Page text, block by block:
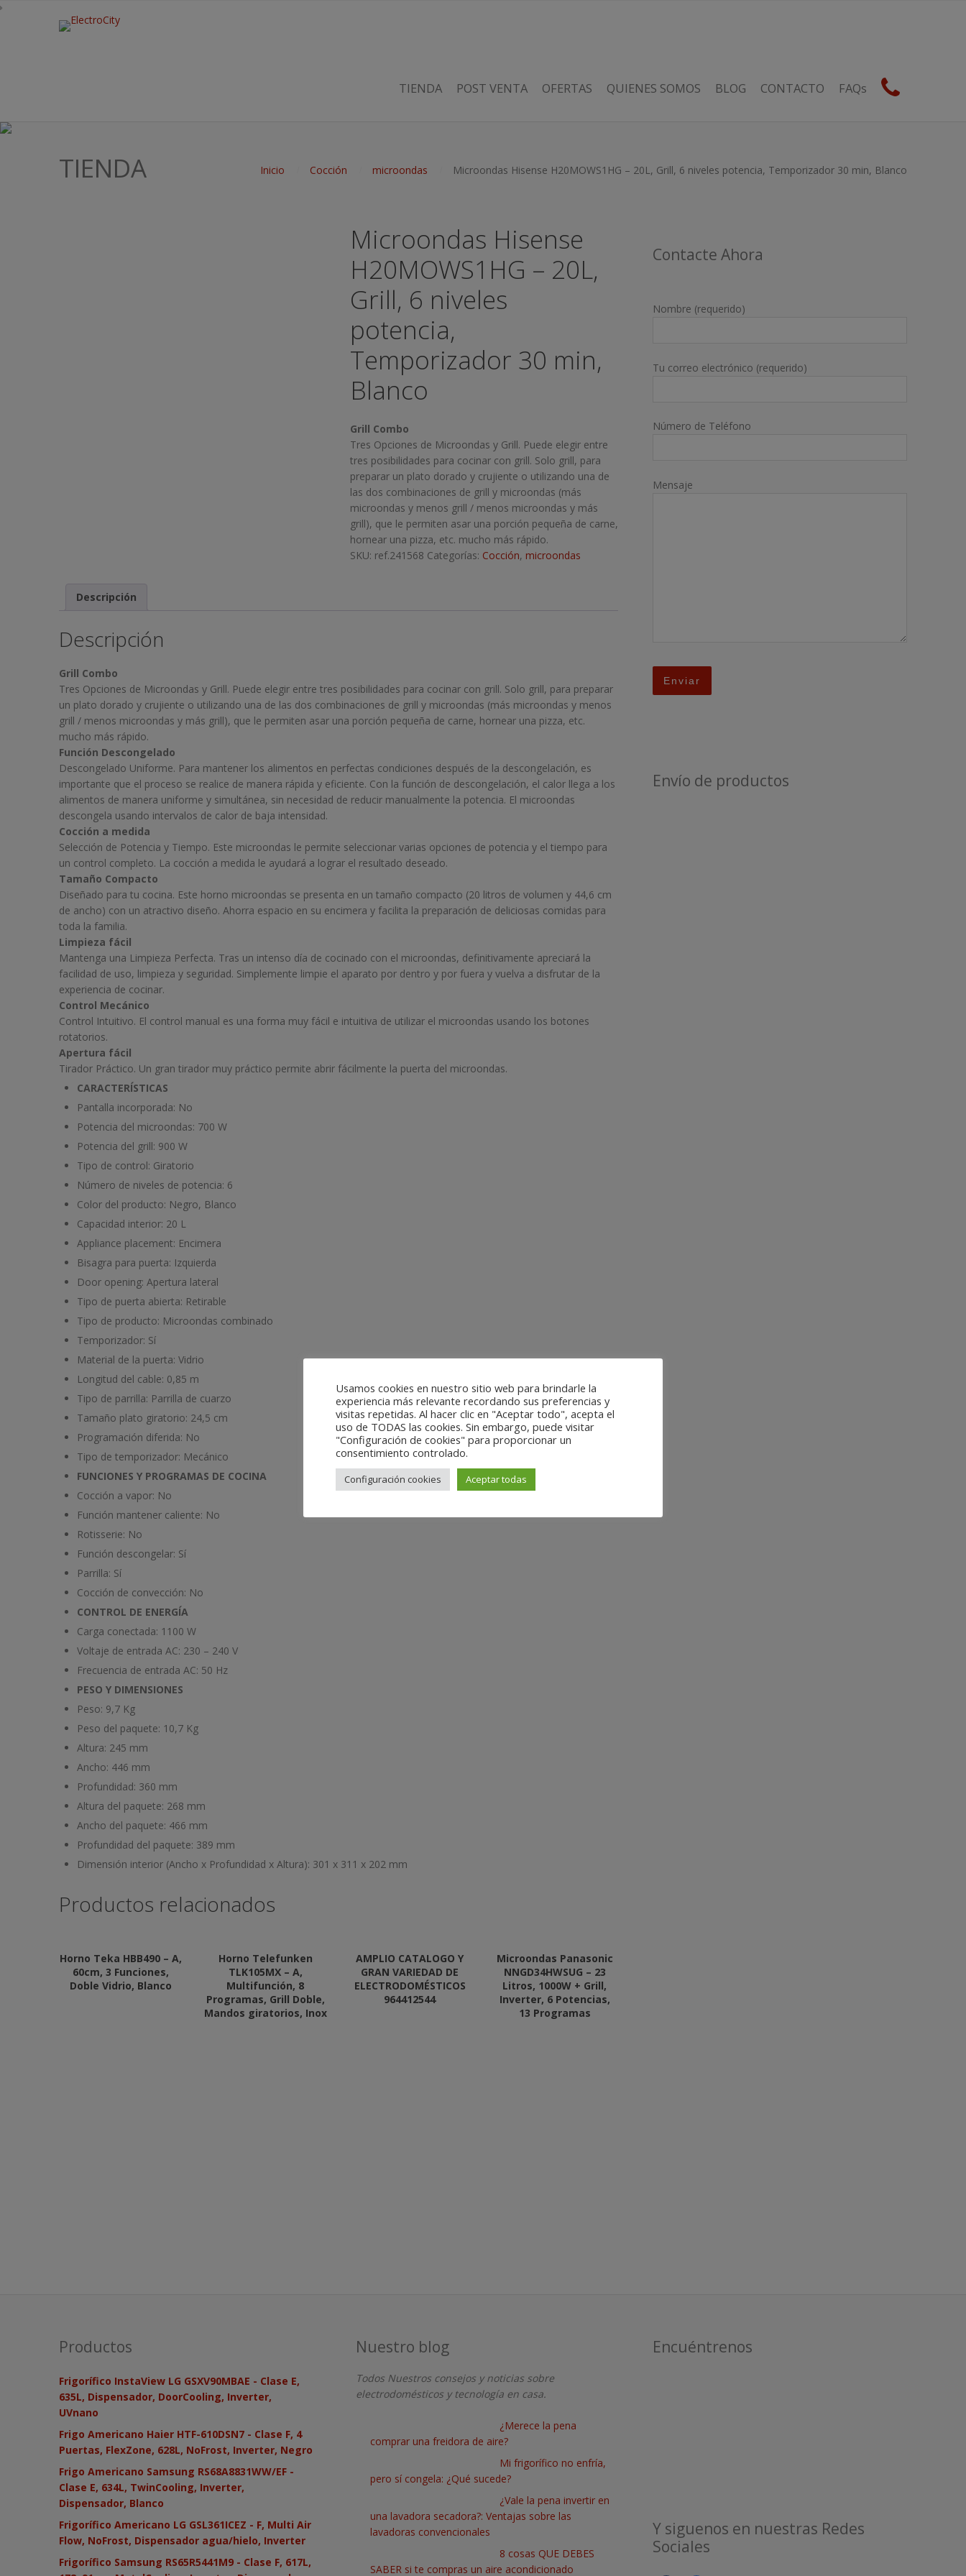
TIENDA POST VENTA OFERTAS QUIENES SOMOS BLOG CONTACTO FAQs
TIENDA Inicio Cocción microondas Microondas Hisense H20MOWS1HG – 20L, Grill, 6 niveles potencia, Temporizador 30 min, Blanco
Microondas Hisense
H20MOWS1HG – 20L,
Grill, 6 niveles
potencia,
Temporizador 30 min,
Blanco
Grill Combo
Tres Opciones de Microondas y Grill. Puede elegir entre
tres posibilidades para cocinar con grill. Solo grill, para
preparar un plato dorado y crujiente o utilizando una de
las dos combinaciones de grill y microondas (más
microondas y menos grill / menos microondas y más
grill), que le permiten asar una porción pequeña de carne,
hornear una pizza, etc. mucho más rápido.
SKU: ref.241568 Categorías: Cocción, microondas
Descripción
Descripción
Grill Combo
Tres Opciones de Microondas y Grill. Puede elegir entre tres posibilidades para cocinar con grill. Solo grill, para preparar
un plato dorado y crujiente o utilizando una de las dos combinaciones de grill y microondas (más microondas y menos
grill / menos microondas y más grill), que le permiten asar una porción pequeña de carne, hornear una pizza, etc.
mucho más rápido.
Función Descongelado
Descongelado Uniforme. Para mantener los alimentos en perfectas condiciones después de la descongelación, es
importante que el proceso se realice de manera rápida y eficiente. Con la función de descongelación, el calor llega a los
alimentos de manera uniforme y simultánea, sin necesidad de reducir manualmente la potencia. El microondas
descongela usando intervalos de calor de baja intensidad.
Cocción a medida
Selección de Potencia y Tiempo. Este microondas le permite seleccionar varias opciones de potencia y el tiempo para
un control completo. La cocción a medida le ayudará a lograr el resultado deseado.
Tamaño Compacto
Diseñado para tu cocina. Este horno microondas se presenta en un tamaño compacto (20 litros de volumen y 44,6 cm
de ancho) con un atractivo diseño. Ahorra espacio en su encimera y facilita la preparación de deliciosas comidas para
toda la familia.
Limpieza fácil
Mantenga una Limpieza Perfecta. Tras un intenso día de cocinado con el microondas, definitivamente apreciará la
facilidad de uso, limpieza y seguridad. Simplemente limpie el aparato por dentro y por fuera y vuelva a disfrutar de la
experiencia de cocinar.
Control Mecánico
Control Intuitivo. El control manual es una forma muy fácil e intuitiva de utilizar el microondas usando los botones
rotatorios.
Apertura fácil
Tirador Práctico. Un gran tirador muy práctico permite abrir fácilmente la puerta del microondas.
CARACTERÍSTICAS
Pantalla incorporada: No
Potencia del microondas: 700 W
Potencia del grill: 900 W
Tipo de control: Giratorio
Número de niveles de potencia: 6
Color del producto: Negro, Blanco
Capacidad interior: 20 L
Appliance placement: Encimera
Bisagra para puerta: Izquierda
Door opening: Apertura lateral
Tipo de puerta abierta: Retirable
Tipo de producto: Microondas combinado
Temporizador: Sí
Material de la puerta: Vidrio
Longitud del cable: 0,85 m
Tipo de parrilla: Parrilla de cuarzo
Tamaño plato giratorio: 24,5 cm
Programación diferida: No
Tipo de temporizador: Mecánico
FUNCIONES Y PROGRAMAS DE COCINA
Cocción a vapor: No
Función mantener caliente: No
Rotisserie: No
Función descongelar: Sí
Parrilla: Sí
Cocción de convección: No
CONTROL DE ENERGÍA
Carga conectada: 1100 W
Voltaje de entrada AC: 230 – 240 V
Frecuencia de entrada AC: 50 Hz
PESO Y DIMENSIONES
Peso: 9,7 Kg
Peso del paquete: 10,7 Kg
Altura: 245 mm
Ancho: 446 mm
Profundidad: 360 mm
Altura del paquete: 268 mm
Ancho del paquete: 466 mm
Profundidad del paquete: 389 mm
Dimensión interior (Ancho x Profundidad x Altura): 301 x 311 x 202 mm
Productos relacionados
Horno Teka HBB490 – A,
60cm, 3 Funciones,
Doble Vidrio, Blanco
Horno Telefunken
TLK105MX – A,
Multifunción, 8
Programas, Grill Doble,
Mandos giratorios, Inox
AMPLIO CATALOGO Y
GRAN VARIEDAD DE
ELECTRODOMÉSTICOS
964412544
Microondas Panasonic
NNGD34HWSUG – 23
Litros, 1000W + Grill,
Inverter, 6 Potencias,
13 Programas
Contacte Ahora
Nombre (requerido)
Tu correo electrónico (requerido)
Número de Teléfono
Mensaje
Envío de productos
Productos
Frigorífico InstaView LG GSXV90MBAE - Clase E,
635L, Dispensador, DoorCooling, Inverter,
UVnano
Frigo Americano Haier HTF-610DSN7 - Clase F, 4
Puertas, FlexZone, 628L, NoFrost, Inverter, Negro
Frigo Americano Samsung RS68A8831WW/EF -
Clase E, 634L, TwinCooling, Inverter,
Dispensador, Blanco
Frigorífico Americano LG GSL361ICEZ - F, Multi Air
Flow, NoFrost, Dispensador agua/hielo, Inverter
Frigorífico Samsung RS65R5441M9 - Clase F, 617L,
Nuestro blog
Todos Nuestros consejos y noticias sobre
electrodomésticos y tecnología en casa.
¿Merece la pena
comprar una freidora de aire?
Mi frigorífico no enfría,
pero sí congela: ¿Qué sucede?
¿Vale la pena invertir en
una lavadora secadora?: Ventajas sobre las
lavadoras convencionales
8 cosas QUE DEBES
SABER si te compras un aire acondicionado
Encuéntrenos
Y siguenos en nuestras Redes
Sociales
Usamos cookies en nuestro sitio web para brindarle la
experiencia más relevante recordando sus preferencias y
visitas repetidas. Al hacer clic en "Aceptar todo", acepta el
uso de TODAS las cookies. Sin embargo, puede visitar
"Configuración de cookies" para proporcionar un
consentimiento controlado.
Configuración cookies Aceptar todas